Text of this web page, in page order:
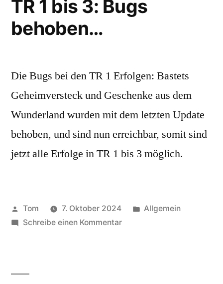
Speicherkristalle
TR 1 bis 3: Bugs
behoben…
Die Bugs bei den TR 1 Erfolgen: Bastets
Geheimversteck und Geschenke aus dem
Wunderland wurden mit dem letzten Update
behoben, und sind nun erreichbar, somit sind
jetzt alle Erfolge in TR 1 bis 3 möglich.
Veröffentlicht
von
Tom 7. Oktober 2024
Veröffentlicht
Allgemein
Schreibe einen Kommentarzu